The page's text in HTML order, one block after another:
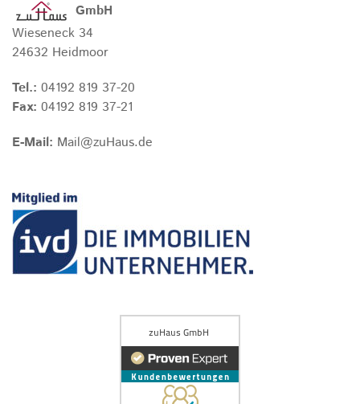
GmbH
Wieseneck 34
24632 Heidmoor
Tel.: 04192 819 37-20
Fax: 04192 819 37-21
E-Mail: Mail@zuHaus.de